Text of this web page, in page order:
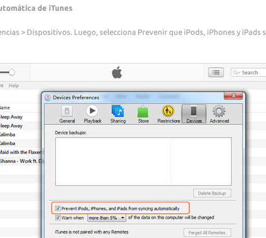
de iTunes
> Dispositivos. Luego, selecciona Prevenir que iPods, iPhones y iPads